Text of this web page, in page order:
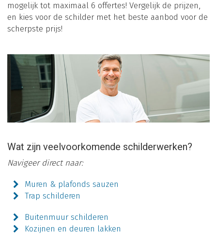
mogelijk tot maximaal 6 offertes! Vergelijk de prijzen,
en kies voor de schilder met het beste aanbod voor de
scherpste prijs!
Wat zijn veelvoorkomende schilderwerken?
Navigeer direct naar:
Muren & plafonds sauzen
Trap schilderen
Buitenmuur schilderen
Kozijnen en deuren lakken